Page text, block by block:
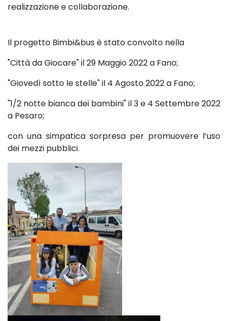
realizzazione e collaborazione.
Il progetto Bimbi&bus è stato convolto nella
"Città da Giocare" il 29 Maggio 2022 a Fano;
"Giovedì sotto le stelle" il 4 Agosto 2022 a Fano;
"1/2 notte bianca dei bambini" il 3 e 4 Settembre 2022
a Pesaro;
con una simpatica sorpresa per promuovere l’uso
dei mezzi pubblici.